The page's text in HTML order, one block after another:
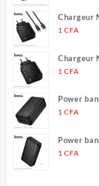
Chargeur
1CFA
Chargeur
1CFA
Power
1CFA
Power
1CFA